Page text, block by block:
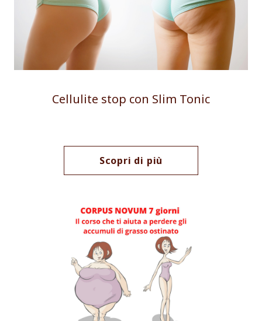
Cellulite stop con Slim Tonic
Scopri di più